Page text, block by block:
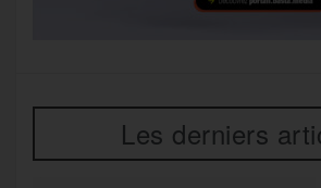
Les derniers